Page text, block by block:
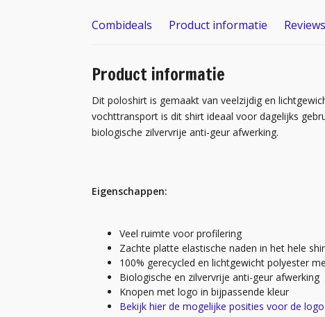
Combideals Product informatie Reviews
Product informatie
Dit poloshirt is gemaakt van veelzijdig en
vochttransport is dit shirt ideaal voor dagelijks
biologische zilvervrije anti-geur afwerking.
Eigenschappen:
Veel ruimte voor profilering
Zachte platte elastische naden in het hele
100% gerecycled en lichtgewicht polyester
Biologische en zilvervrije anti-geur afwerking
Knopen met logo in bijpassende kleur
Bekijk hier de mogelijke posities voor de